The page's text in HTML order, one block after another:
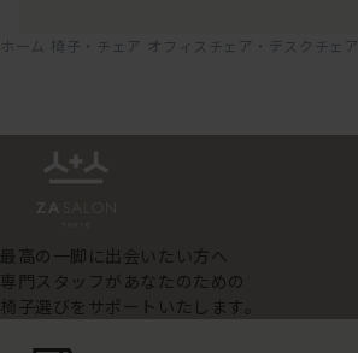
ホーム 椅子・チェア オフィスチェア・デスクチェア
最高の一脚に出会いたい方へ
専門スタッフがあなたのための
椅子選びをサポートいたします。